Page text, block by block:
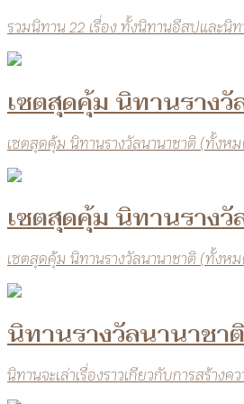
รวมนิทาน 22 เรื่อง ทั้งนิทานอีสปและนิ
เซตสุดคุ้ม นิทานรางวั
เซตสุดคุ้ม นิทานรางวัลนานาชาติ (ทั้งหม
เซตสุดคุ้ม นิทานรางวั
เซตสุดคุ้ม นิทานรางวัลนานาชาติ (ทั้งหม
นิทานรางวัลนานาชา
นิทานจะเล่าเรื่องราวเกียวกับการสร้างค